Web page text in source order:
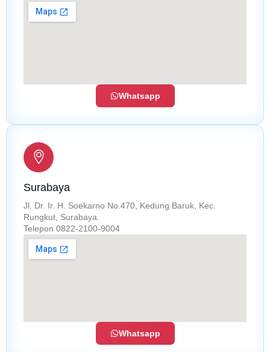
Whatsapp
Surabaya
Jl. Dr. Ir. H. Soekarno No.470, Kedung Baruk, Kec.
Rungkut, Surabaya.
Telepon 0822-2100-9004
Whatsapp